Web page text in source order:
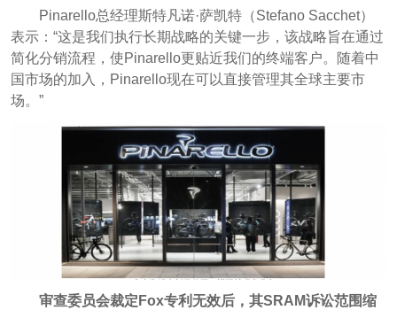
Pinarello总经理斯特凡诺·萨凯特（Stefano Sacchet）
表示：“这是我们执行长期战略的关键一步，该战略旨在通过
简化分销流程，使Pinarello更贴近我们的终端客户。随着中
国市场的加入，Pinarello现在可以直接管理其全球主要市
场。”
审查委员会裁定Fox专利无效后，其SRAM诉讼范围缩